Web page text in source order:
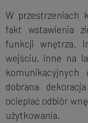
W przestrzeniach
fakt wstawienia
funkcji wnętrza.
wejściu, inne na
dobrana
ocieplać odbiór
użytkowania.